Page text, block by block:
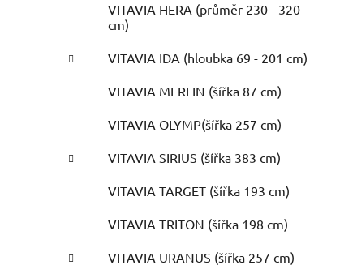
VITAVIA HERA (průměr 230 - 320
cm)
VITAVIA IDA (hloubka 69 - 201 cm)
VITAVIA MERLIN (šířka 87 cm)
VITAVIA OLYMP(šířka 257 cm)
VITAVIA SIRIUS (šířka 383 cm)
VITAVIA TARGET (šířka 193 cm)
VITAVIA TRITON (šířka 198 cm)
VITAVIA URANUS (šířka 257 cm)